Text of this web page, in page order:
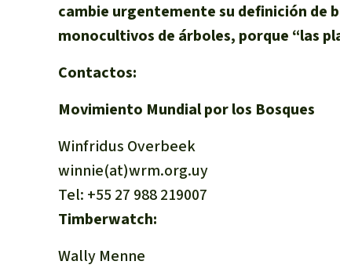
cambie urgentemente su definición de
monocultivos de árboles, porque “las
Contactos:
Movimiento Mundial por los Bosques
Winfridus Overbeek
winnie(at)wrm.org.uy
Tel: +55 27 988 219007
Timberwatch:
Wally Menne